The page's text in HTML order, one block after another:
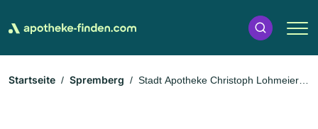
Startseite Spremberg
Stadt Apotheke Christoph Lohmeier